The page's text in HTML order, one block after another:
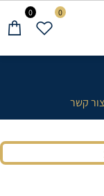
צור קשר
0 0